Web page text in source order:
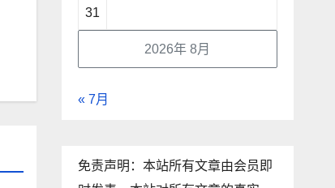
2026年 8月
31
« 7月
免责声明：本站所有文章由会员即